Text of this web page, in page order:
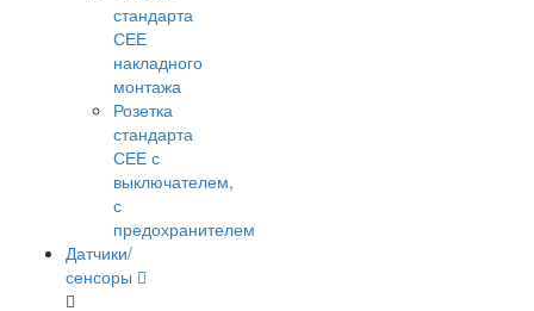
стандарта
СЕЕ
накладного
монтажа
Розетка
стандарта
СЕЕ с
выключателем,
с
предохранителем
Датчики/
сенсоры